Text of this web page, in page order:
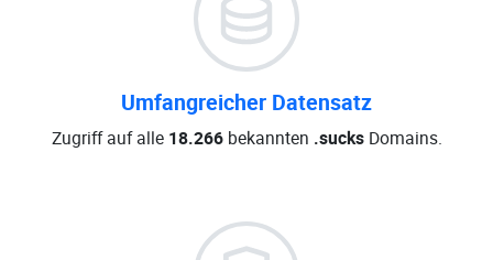
Umfangreicher Datensatz
Zugriff auf alle 18.266bekannten .sucksDomains.